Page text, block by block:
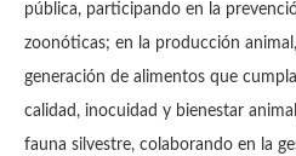
pública, participando en la
zoonóticas; en la producción
generación de alimentos que
calidad, inocuidad y bienestar
fauna silvestre, colaborando en la